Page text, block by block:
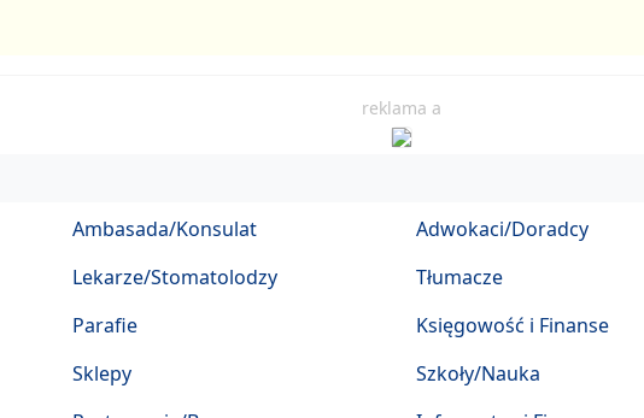
reklama a
Ambasada/Konsulat
Lekarze/Stomatolodzy
Parafie
Sklepy
Adwokaci/Doradcy
Tłumacze
Księgowość i Finanse
Szkoły/Nauka